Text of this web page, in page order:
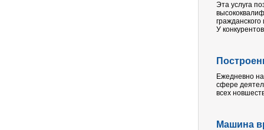
Эта услуга
У
Ежедневно
сфере
всех
Машина